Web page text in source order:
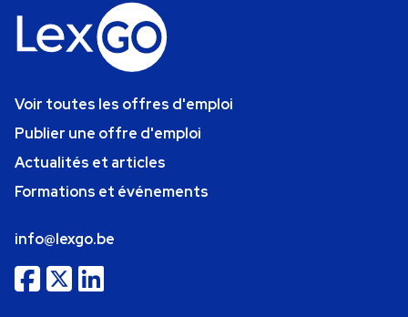
Voir toutes les offres d'emploi
Publier une offre d'emploi
Actualités et articles
Formations et événements
info@lexgo.be